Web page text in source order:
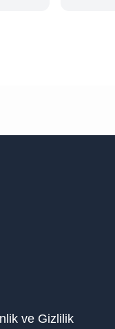
ve Gizlilik